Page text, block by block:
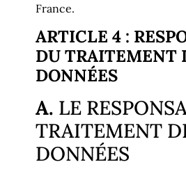
France.
ARTICLE 4 :
DU TRAITEMENT
DONNÉES
A. LE
TRAITEMENT
DONNÉES